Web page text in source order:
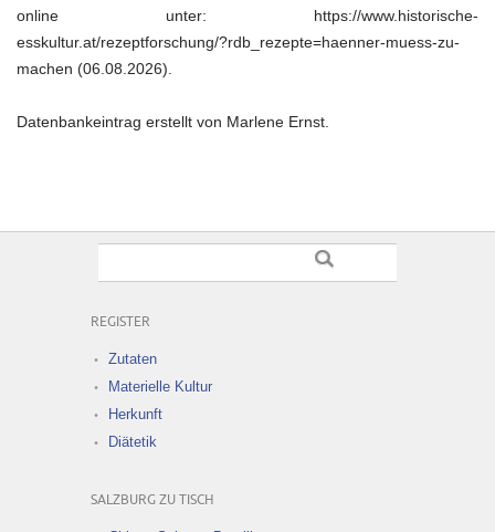
online unter: https://www.historische-
esskultur.at/rezeptforschung/?rdb_rezepte=haenner-muess-zu-
machen (06.08.2026).
Datenbankeintrag erstellt von Marlene Ernst.
REGISTER
Zutaten
Materielle Kultur
Herkunft
Diätetik
SALZBURG ZU TISCH